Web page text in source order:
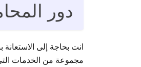
دور
انت بحاجة إلى
مجموعة من الخدمات